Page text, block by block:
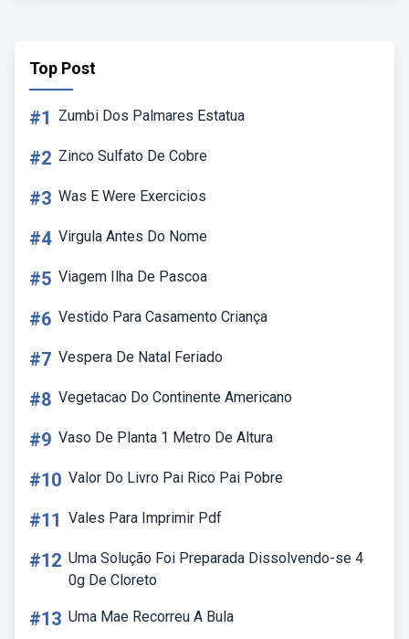
Top Post
#1 Zumbi Dos Palmares Estatua
#2 Zinco Sulfato De Cobre
#3 Was E Were Exercicios
#4 Virgula Antes Do Nome
#5 Viagem Ilha De Pascoa
#6 Vestido Para Casamento Criança
#7 Vespera De Natal Feriado
#8 Vegetacao Do Continente Americano
#9 Vaso De Planta 1 Metro De Altura
#10 Valor Do Livro Pai Rico Pai Pobre
#11 Vales Para Imprimir Pdf
#12 Uma Solução Foi Preparada Dissolvendo-se 4
0g De Cloreto
#13 Uma Mae Recorreu A Bula